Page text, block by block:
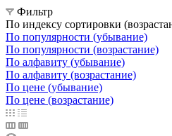
Фильтр
По индексу сортировки
По популярности (убывание)
По популярности (возрастание)
По алфавиту (убывание)
По алфавиту (возрастание)
По цене (убывание)
По цене (возрастание)